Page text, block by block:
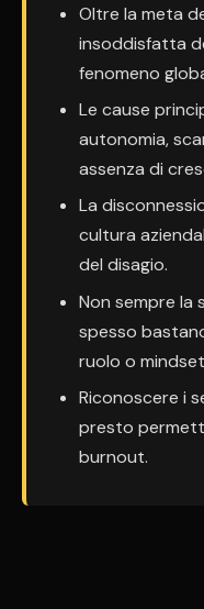
Oltre la meta
insoddisfatta
fenomeno
Le cause
autonomia,
assenza di
La
cultura
del disagio.
Non sempre la
spesso
ruolo o
Riconoscere i
presto
burnout.